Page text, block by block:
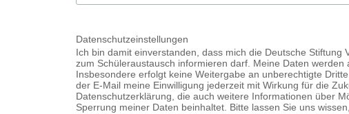
Datenschutzeinstellungen
Ich bin damit einverstanden, dass mich die Deutsche
zum Schüleraustausch informieren darf. Meine Daten
Insbesondere erfolgt keine Weitergabe an unberechtigte
der E-Mail meine Einwilligung jederzeit mit Wirkung für die
Datenschutzerklärung, die auch weitere Informationen über
Sperrung meiner Daten beinhaltet. Bitte lassen Sie uns